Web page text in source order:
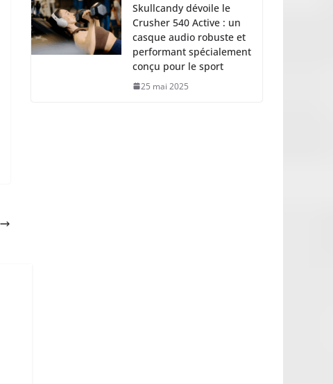
Skullcandy dévoile le
Crusher 540 Active : un
casque audio robuste et
performant spécialement
conçu pour le sport
25 mai 2025